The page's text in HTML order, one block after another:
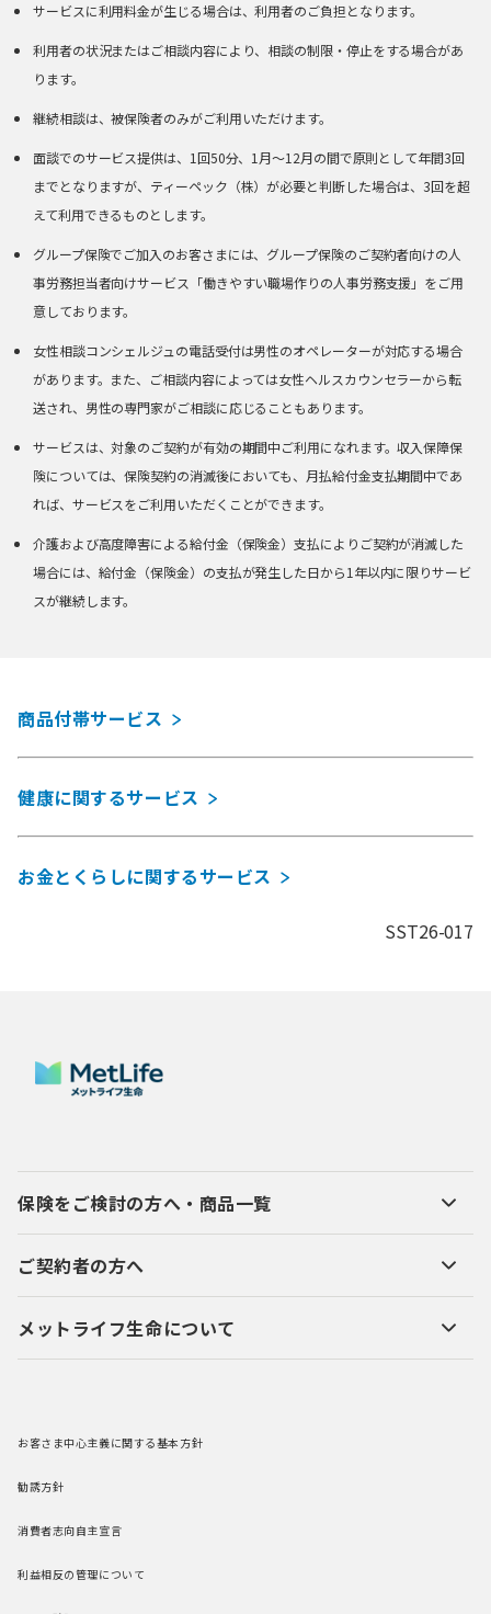
サービスに利用料金が生じる場合は、利用者のご負担となります。
利用者の状況またはご相談内容により、相談の制限・停止をする場合があ
ります。
継続相談は、被保険者のみがご利用いただけます。
面談でのサービス提供は、1回50分、1月～12月の間で原則として年間3回
までとなりますが、ティーペック（株）が必要と判断した場合は、3回を超
えて利用できるものとします。
グループ保険でご加入のお客さまには、グループ保険のご契約者向けの人
事労務担当者向けサービス「働きやすい職場作りの人事労務支援」をご用
意しております。
女性相談コンシェルジュの電話受付は男性のオペレーターが対応する場合
があります。また、ご相談内容によっては女性ヘルスカウンセラーから転
送され、男性の専門家がご相談に応じることもあります。
サービスは、対象のご契約が有効の期間中ご利用になれます。収入保障保
険については、保険契約の消滅後においても、月払給付金支払期間中であ
れば、サービスをご利用いただくことができます。
介護および高度障害による給付金（保険金）支払によりご契約が消滅した
場合には、給付金（保険金）の支払が発生した日から1年以内に限りサービ
スが継続します。
商品付帯サービス
健康に関するサービス
お金とくらしに関するサービス
SST26-017
保険をご検討の方へ・商品一覧
ご契約者の方へ
メットライフ生命について
お客さま中心主義に関する基本方針
勧誘方針
消費者志向自主宣言
利益相反の管理について